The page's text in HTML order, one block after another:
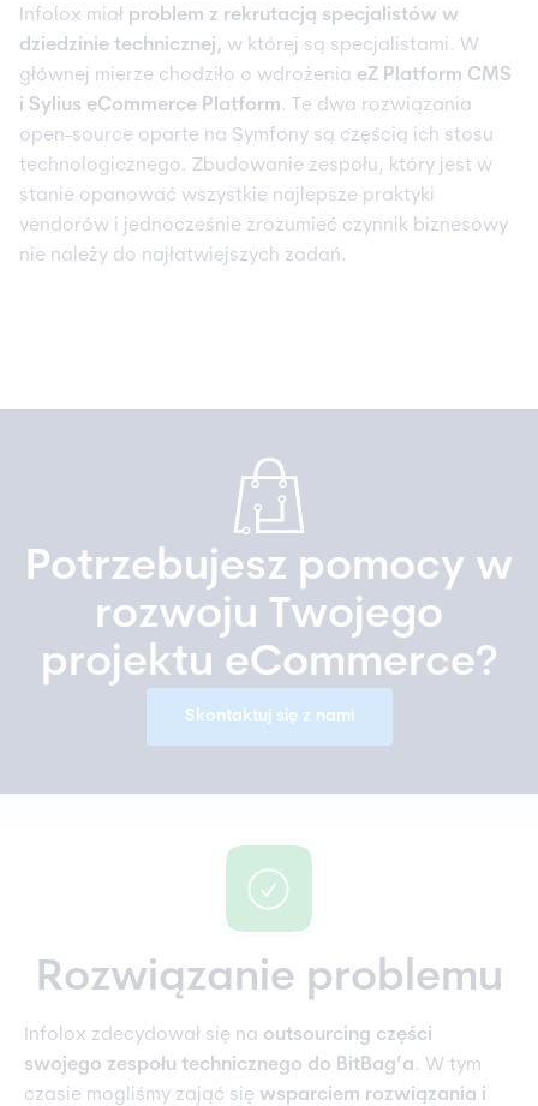
Infolox miał problem z rekrutacją specjalistów w
dziedzinie technicznej, w której są specjalistami. W
głównej mierze chodziło o wdrożenia eZ Platform CMS
i Sylius eCommerce Platform. Te dwa rozwiązania
open-source oparte na Symfony są częścią ich stosu
technologicznego. Zbudowanie zespołu, który jest w
stanie opanować wszystkie najlepsze praktyki
vendorów i jednocześnie zrozumieć czynnik biznesowy
nie należy do najłatwiejszych zadań.
Potrzebujesz pomocy w
rozwoju Twojego
projektu eCommerce?
Skontaktuj się z nami
Rozwiązanie problemu
Infolox zdecydował się na outsourcing części
swojego zespołu technicznego do BitBag’a. W tym
czasie mogliśmy zająć się wsparciem rozwiązania i